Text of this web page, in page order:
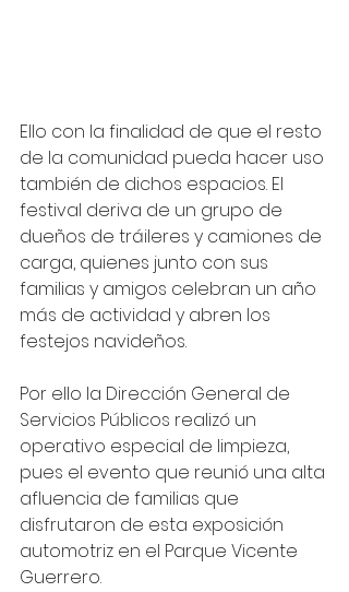
Ello con la finalidad de que el resto
de la comunidad pueda hacer uso
también de dichos espacios. El
festival deriva de un grupo de
dueños de tráileres y camiones de
carga, quienes junto con sus
familias y amigos celebran un año
más de actividad y abren los
festejos navideños.
Por ello la Dirección General de
Servicios Públicos realizó un
operativo especial de limpieza,
pues el evento que reunió una alta
afluencia de familias que
disfrutaron de esta exposición
automotriz en el Parque Vicente
Guerrero.